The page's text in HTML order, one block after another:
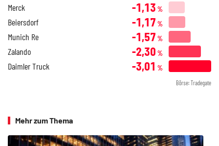
Merck -1,13 %
Beiersdorf -1,17 %
Munich Re -1,57 %
Zalando -2,30 %
Daimler Truck -3,01 %
Börse: Tradegate
Mehr zum Thema